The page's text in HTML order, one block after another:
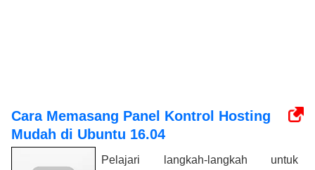
Cara Memasang Panel Kontrol Hosting
Mudah di Ubuntu 16.04
Pelajari langkah-langkah untuk